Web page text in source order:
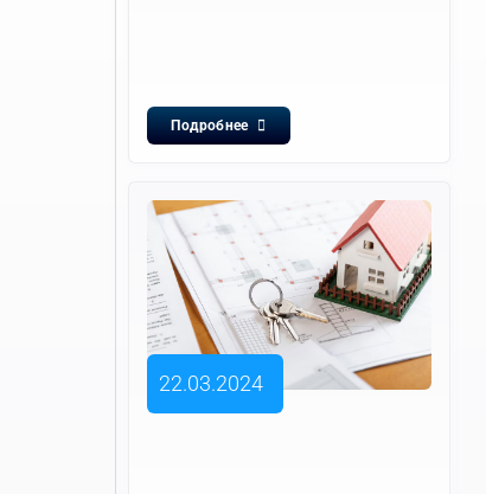
Подробнее
22.03.2024